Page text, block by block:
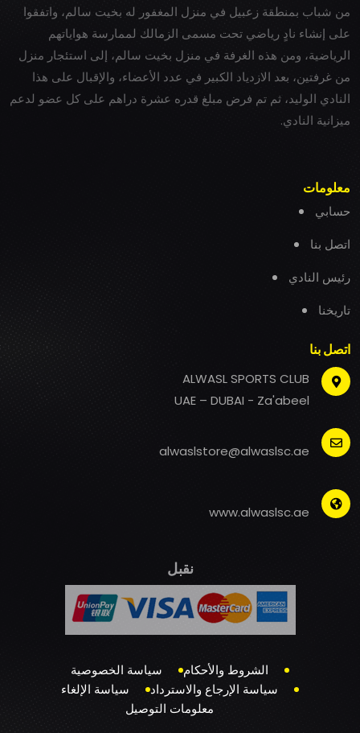
من شباب بمنطقة زعبيل في منزل المغفور له بخيت سالم، واتفقوا
على إنشاء نادٍ رياضي تحت مسمى الزمالك لممارسة هواياتهم
الرياضية، ومن هذه الغرفة في منزل بخيت سالم، إلى استئجار منزل
من غرفتين، بعد الازدياد الكبير في عدد الأعضاء، والإقبال على هذا
النادي الوليد، ثم تم فرض مبلغ قدره عشرة دراهم على كل عضو لدعم
ميزانية النادي.
معلومات
حسابي
اتصل بنا
رئيس النادي
تاريخنا
اتصل بنا
ALWASL SPORTS CLUB
UAE – DUBAI - Za'abeel
alwaslstore@alwaslsc.ae
www.alwaslsc.ae
نقبل
الشروط والأحكام
سياسة الخصوصية
سياسة الإرجاع والاسترداد
سياسة الإلغاء
معلومات التوصيل